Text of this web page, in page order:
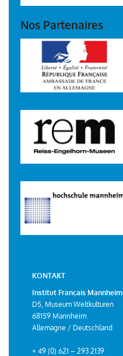
Nos Partenaires
KONTAKT
Institut Français Mannheim
D5, Museum Weltkulturen
68159 Mannheim
Allemagne / Deutschland
+ 49 (0) 621 – 293 2139